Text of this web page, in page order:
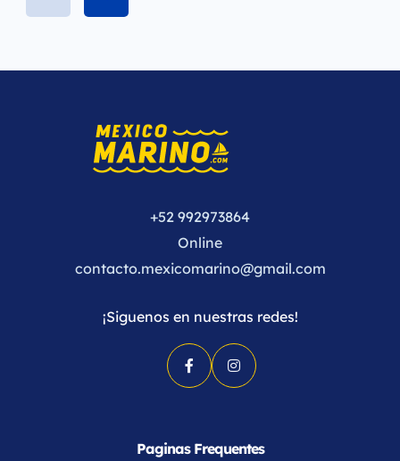
+52 992973864
Online
contacto.mexicomarino@gmail.com
¡Siguenos en nuestras redes!
Paginas Frequentes